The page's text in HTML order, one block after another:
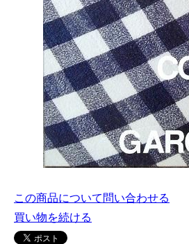
この商品について問い合わせる
買い物を続ける